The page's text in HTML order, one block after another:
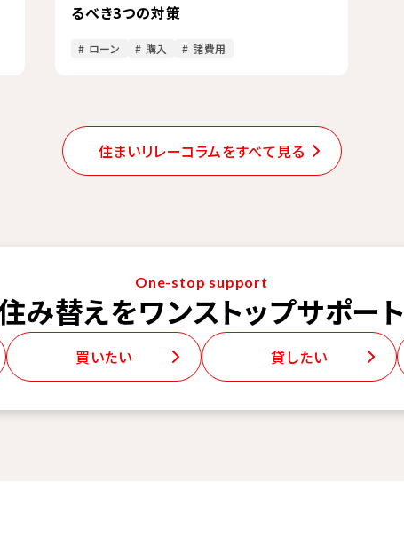
るべき3つの対策
# ローン # 購入 # 諸費用
住まいリレーコラムをすべて見る
One-stop support
み替えをワンストップサポート
買いたい 貸したい